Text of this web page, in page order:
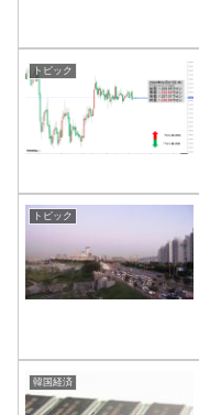
トピック
トピック
韓国経済